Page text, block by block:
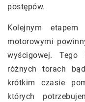
postępów.
Kolejnym
motorowymi
wyścigowej.
różnych torach
krótkim czasie
których